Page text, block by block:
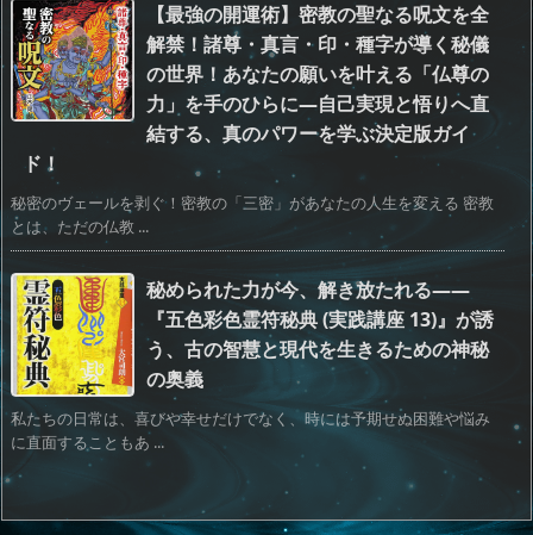
【最強の開運術】密教の聖なる呪文を全
解禁！諸尊・真言・印・種字が導く秘儀
の世界！あなたの願いを叶える「仏尊の
力」を手のひらに—自己実現と悟りへ直
結する、真のパワーを学ぶ決定版ガイ
ド！
秘密のヴェールを剥ぐ！密教の「三密」があなたの人生を変える 密教
とは、ただの仏教 ...
秘められた力が今、解き放たれる――
『五色彩色霊符秘典 (実践講座 13)』が誘
う、古の智慧と現代を生きるための神秘
の奥義
私たちの日常は、喜びや幸せだけでなく、時には予期せぬ困難や悩み
に直面することもあ ...